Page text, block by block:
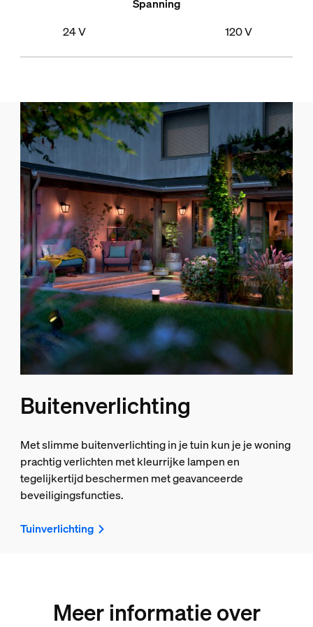
24 V
Spanning
120 V
Buitenverlichting
Met slimme buitenverlichting in je tuin kun je je woning
prachtig verlichten met kleurrijke lampen en
tegelijkertijd beschermen met geavanceerde
beveiligingsfuncties.
Tuinverlichting
Meer informatie over